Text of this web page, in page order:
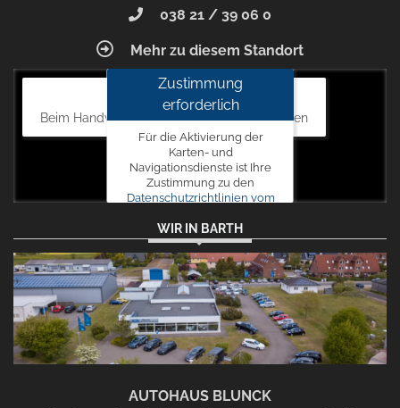
038 21 / 39 06 0
Mehr zu diesem Standort
Autohaus Blunck
Beim Handweiser 19, 18311 Ribnitz-Damgarten
Zustimmung
erforderlich
Für die Aktivierung der
Karten- und
Navigationsdienste ist Ihre
Zustimmung zu den
Datenschutzrichtlinien vom
erforderlich.
Zustimmen
und
aktivieren
WIR IN BARTH
AUTOHAUS BLUNCK